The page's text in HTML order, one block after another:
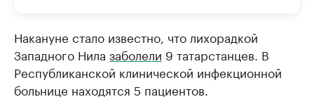
Накануне стало известно, что лихорадкой
Западного Нила заболели 9 татарстанцев. В
Республиканской клинической инфекционной
больнице находятся 5 пациентов.